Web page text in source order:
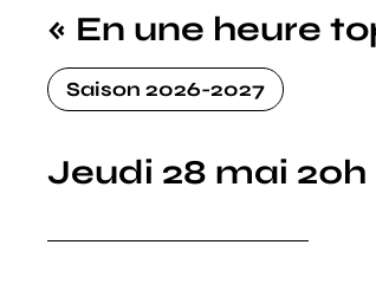
« En une heure
Saison 2026-2027
Jeudi 28 mai 20h